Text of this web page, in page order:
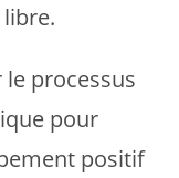
processus
pour
positif